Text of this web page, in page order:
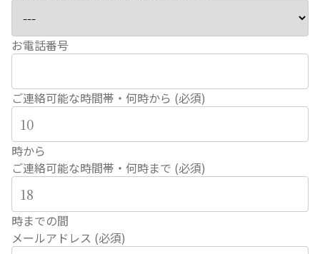
お電話番号
ご連絡可能な時間帯・何時から (必須)
時から
ご連絡可能な時間帯・何時まで (必須)
時までの間
メールアドレス (必須)